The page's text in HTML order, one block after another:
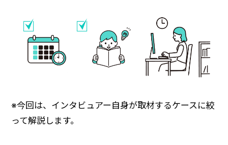
※今回は、インタビュアー自身が取材するケースに絞
って解説します。